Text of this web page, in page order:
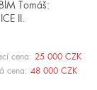
Tomáš:
II.
cena: 25 000 CZK
cena: 48 000 CZK